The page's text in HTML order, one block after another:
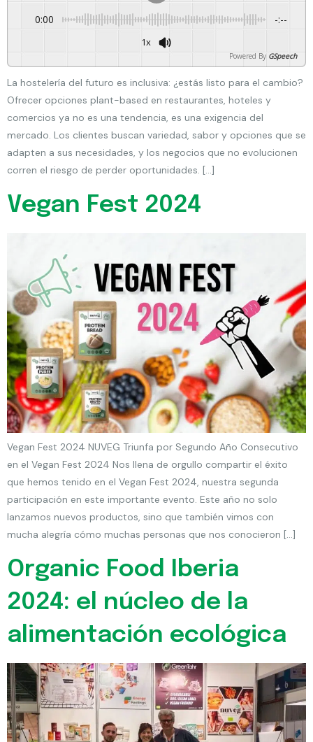
0:00 -:--
1x
Powered By GSpeech
La hostelería del futuro es inclusiva: ¿estás listo para el cambio?
Ofrecer opciones plant-based en restaurantes, hoteles y
comercios ya no es una tendencia, es una exigencia del
mercado. Los clientes buscan variedad, sabor y opciones que se
adapten a sus necesidades, y los negocios que no evolucionen
corren el riesgo de perder oportunidades. […]
Vegan Fest 2024
Vegan Fest 2024 NUVEG Triunfa por Segundo Año Consecutivo
en el Vegan Fest 2024 Nos llena de orgullo compartir el éxito
que hemos tenido en el Vegan Fest 2024, nuestra segunda
participación en este importante evento. Este año no solo
lanzamos nuevos productos, sino que también vimos con
mucha alegría cómo muchas personas que nos conocieron […]
Organic Food Iberia
2024: el núcleo de la
alimentación ecológica